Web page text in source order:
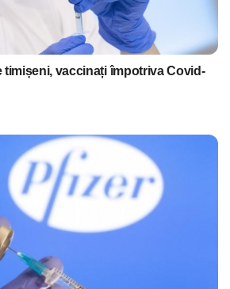
timișeni, vaccinați împotriva Covid-